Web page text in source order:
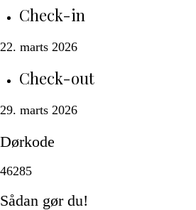
Check-in
22. marts 2026
Check-out
29. marts 2026
Dørkode
46285
Sådan gør du!